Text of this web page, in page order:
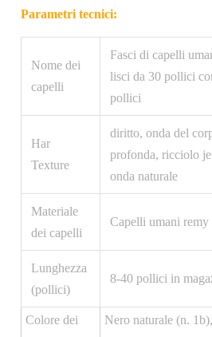
Parametri tecnici:
Nome dei
capelli
Fasci di capelli
lisci da 30 pollici
pollici
Har
Texture
diritto, onda del
profonda, ricciolo
onda naturale
Materiale
dei capelli
Capelli umani remy
Lunghezza
(pollici)
8-40 pollici in
Colore dei
Nero naturale (n.